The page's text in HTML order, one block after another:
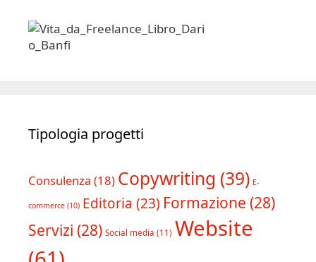
Tipologia progetti
Consulenza (18) Copywriting (39) E-
commerce (10) Editoria (23) Formazione (28)
Servizi (28) Social media (11) Website